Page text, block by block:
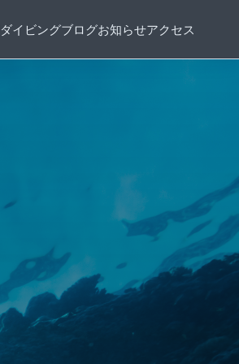
ダイビングブログお知らせアクセス